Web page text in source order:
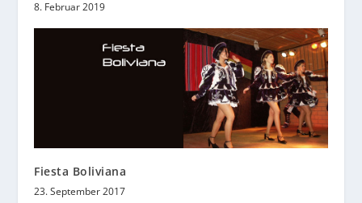
8. Februar 2019
Fiesta Boliviana
23. September 2017